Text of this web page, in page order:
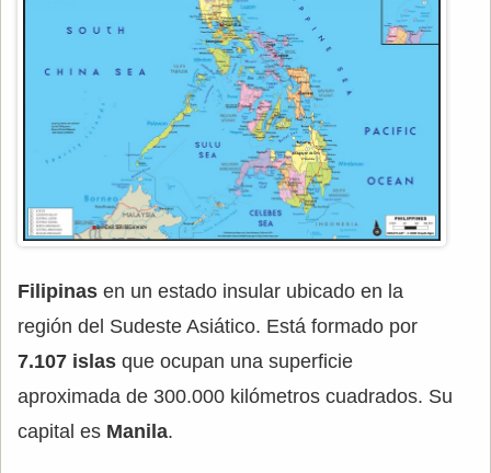
Filipinas en un estado insular ubicado en la
región del Sudeste Asiático. Está formado por
7.107 islas que ocupan una superficie
aproximada de 300.000 kilómetros cuadrados. Su
capital es Manila.